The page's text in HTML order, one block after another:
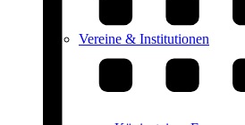
Vereine & Institutionen